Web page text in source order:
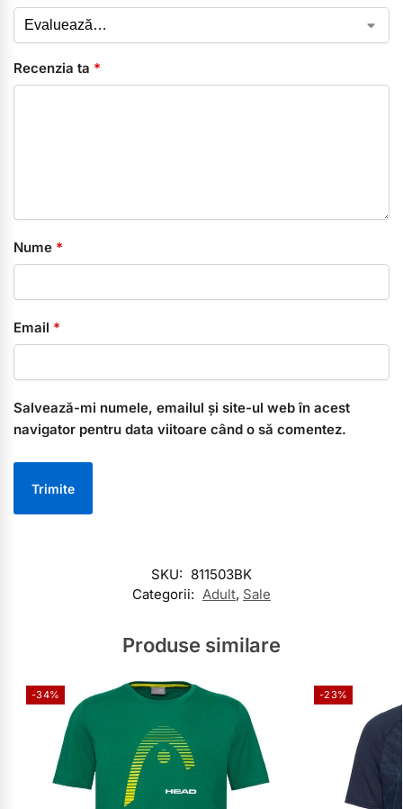
Recenzia ta *
Nume *
Email *
Salvează-mi numele, emailul și site-ul web în acest
navigator pentru data viitoare când o să comentez.
SKU: 811503BK
Categorii: Adult, Sale
Produse similare
-34% -23%